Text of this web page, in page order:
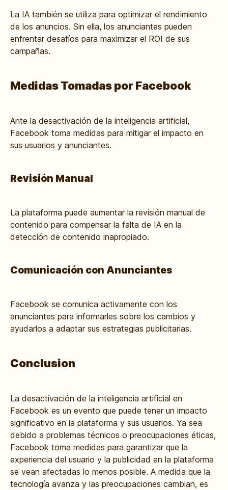
La IA también se utiliza para optimizar el rendimiento
de los anuncios. Sin ella, los anunciantes pueden
enfrentar desafíos para maximizar el ROI de sus
campañas.
Medidas Tomadas por Facebook
Ante la desactivación de la inteligencia artificial,
Facebook toma medidas para mitigar el impacto en
sus usuarios y anunciantes.
Revisión Manual
La plataforma puede aumentar la revisión manual de
contenido para compensar la falta de IA en la
detección de contenido inapropiado.
Comunicación con Anunciantes
Facebook se comunica activamente con los
anunciantes para informarles sobre los cambios y
ayudarlos a adaptar sus estrategias publicitarias.
Conclusion
La desactivación de la inteligencia artificial en
Facebook es un evento que puede tener un impacto
significativo en la plataforma y sus usuarios. Ya sea
debido a problemas técnicos o preocupaciones éticas,
Facebook toma medidas para garantizar que la
experiencia del usuario y la publicidad en la plataforma
se vean afectadas lo menos posible. A medida que la
tecnología avanza y las preocupaciones cambian, es